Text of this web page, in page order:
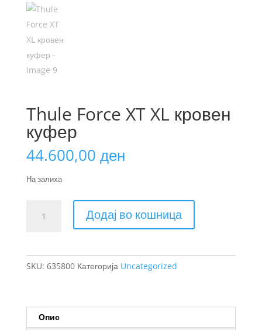
Thule Force XT XL кровен
куфер
44.600,00 ден
На залиха
Force
Додај во кошница
SKU: 635800 Категорија Uncategorized
Опис